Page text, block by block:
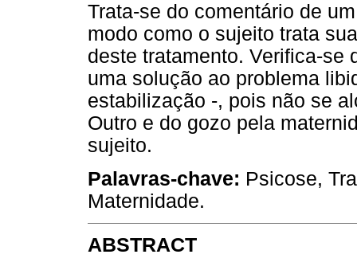
Trata-se do comentário de
modo como o sujeito trata
deste tratamento. Verifica-se
uma solução ao problema
estabilização -, pois não se
Outro e do gozo pela
sujeito.
Palavras-chave: Psicose,
Maternidade.
ABSTRACT